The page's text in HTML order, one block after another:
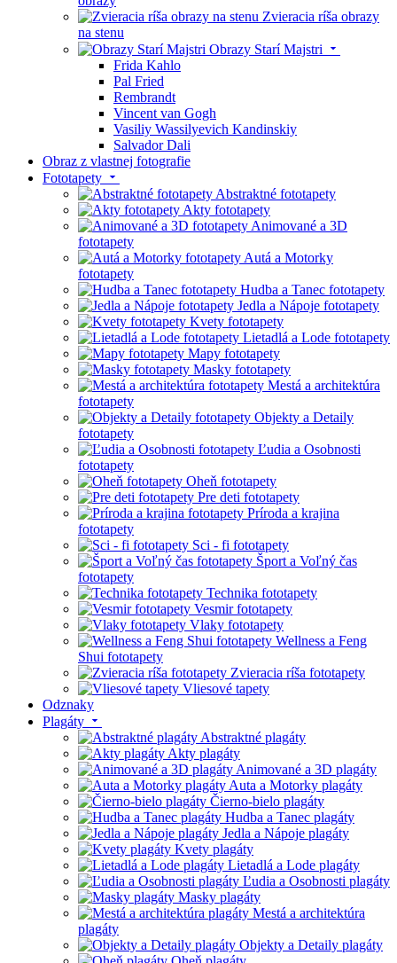
Zvieracia ríša obrazy
na stenu
Obrazy Starí Majstri
Frida Kahlo
Pal Fried
Rembrandt
Vincent van Gogh
Vasiliy Wassilyevich Kandinskiy
Salvador Dali
Obraz z vlastnej fotografie
Fototapety
Abstraktné fototapety
Akty fototapety
Animované a 3D
fototapety
Autá a Motorky
fototapety
Hudba a Tanec fototapety
Jedla a Nápoje fototapety
Kvety fototapety
Lietadlá a Lode fototapety
Mapy fototapety
Masky fototapety
Mestá a architektúra
fototapety
Objekty a Detaily
fototapety
Ľudia a Osobnosti
fototapety
Oheň fototapety
Pre deti fototapety
Príroda a krajina
fototapety
Sci - fi fototapety
Šport a Voľný čas
fototapety
Technika fototapety
Vesmir fototapety
Vlaky fototapety
Wellness a Feng
Shui fototapety
Zvieracia ríša fototapety
Vliesové tapety
Odznaky
Plagáty
Abstraktné plagáty
Akty plagáty
Animované a 3D plagáty
Auta a Motorky plagáty
Čierno-bielo plagáty
Hudba a Tanec plagáty
Jedla a Nápoje plagáty
Kvety plagáty
Lietadlá a Lode plagáty
Ľudia a Osobnosti plagáty
Masky plagáty
Mestá a architektúra
plagáty
Objekty a Detaily plagáty